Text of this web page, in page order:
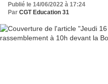
Publié le 14/06/2022 à 17:24
Par CGT Education 31